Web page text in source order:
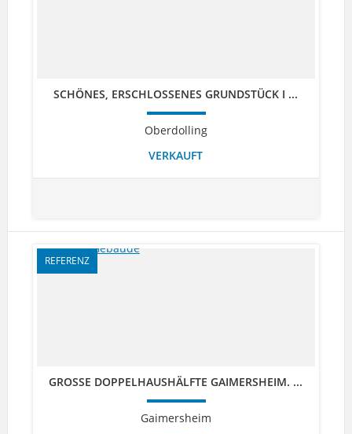
SCHÖNES, ERSCHLOSSENES GRUNDSTÜCK I ...
Oberdolling
VERKAUFT
REFERENZ
GROSSE DOPPELHAUSHÄLFTE GAIMERSHEIM. ...
Gaimersheim